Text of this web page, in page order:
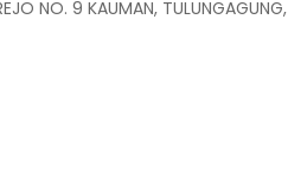
NO. 9 KAUMAN, TULUNGAGUNG,